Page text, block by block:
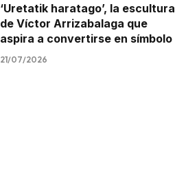
‘Uretatik haratago’, la escultura
de Víctor Arrizabalaga que
aspira a convertirse en símbolo
21/07/2026